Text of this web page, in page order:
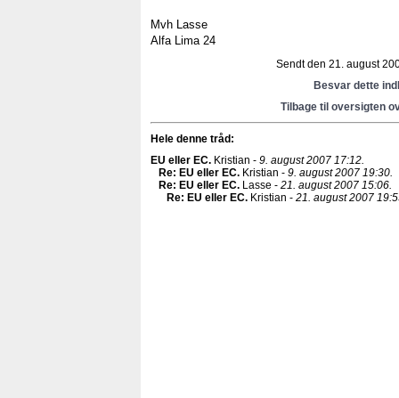
Mvh Lasse
Alfa Lima 24
Sendt den 21. august
Besvar dette
Tilbage til oversigten
Hele denne tråd:
EU eller EC. Kristian - 9. august 2007 17:12.
Re: EU eller EC. Kristian - 9. august 2007 19:30.
Re: EU eller EC. Lasse - 21. august 2007 15:06.
Re: EU eller EC. Kristian - 21. august 2007